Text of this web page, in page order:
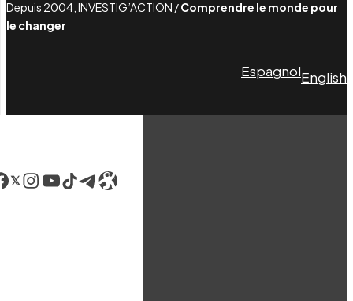
Depuis 2004, INVESTIG’ACTION /Comprendre le monde pour
le changer
EspagnolEnglish
LinkedIn
Instagram
YouTube
TikTok
Telegram
Lien